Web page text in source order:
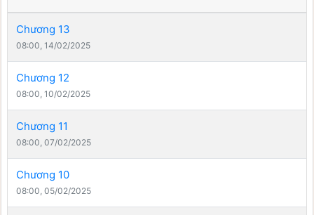
Chương 13
08:00, 14/02/2025
Chương 12
08:00, 10/02/2025
Chương 11
08:00, 07/02/2025
Chương 10
08:00, 05/02/2025